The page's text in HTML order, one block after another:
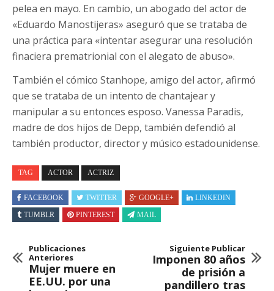
pelea en mayo. En cambio, un abogado del actor de
«Eduardo Manostijeras» aseguró que se trataba de
una práctica para «intentar asegurar una resolución
finaciera prematrionial con el alegato de abuso».
También el cómico Stanhope, amigo del actor, afirmó
que se trataba de un intento de chantajear y
manipular a su entonces esposo. Vanessa Paradis,
madre de dos hijos de Depp, también defendió al
también productor, director y músico estadounidense.
TAG ACTOR ACTRIZ
FACEBOOK TWITTER GOOGLE+
LINKEDIN
TUMBLR
PINTEREST MAIL
Publicaciones
Anteriores
Mujer muere en
EE.UU. por una
Siguiente Publicar
Imponen 80 años
de prisión a
pandillero tras